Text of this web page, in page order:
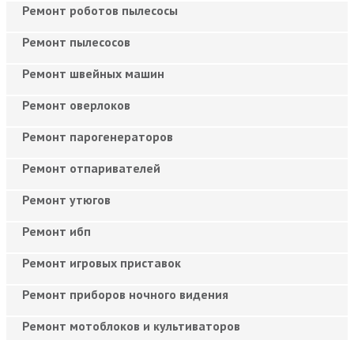
Ремонт роботов пылесосы
Ремонт пылесосов
Ремонт швейных машин
Ремонт оверлоков
Ремонт парогенераторов
Ремонт отпаривателей
Ремонт утюгов
Ремонт ибп
Ремонт игровых приставок
Ремонт приборов ночного видения
Ремонт мотоблоков и культиваторов